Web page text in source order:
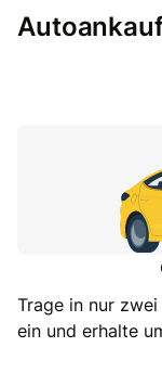
Trage in nur
ein und erhalte